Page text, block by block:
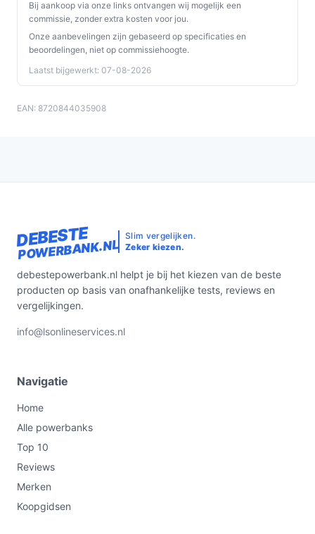
Bij aankoop via onze links ontvangen wij mogelijk een
commissie, zonder extra kosten voor jou.
Onze aanbevelingen zijn gebaseerd op specificaties en
beoordelingen, niet op commissiehoogte.
Laatst bijgewerkt: 07-08-2026
EAN: 8720844035908
DEBESTE
POWERBANK.NL
Slim vergelijken.
Zeker kiezen.
debestepowerbank.nl helpt je bij het kiezen van de beste
producten op basis van onafhankelijke tests, reviews en
vergelijkingen.
info@lsonlineservices.nl
Navigatie
Home
Alle powerbanks
Top 10
Reviews
Merken
Koopgidsen